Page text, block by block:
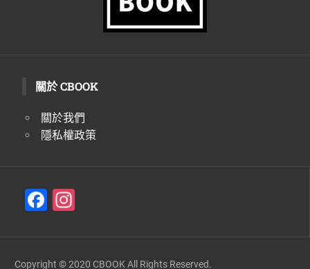
關於 CBOOK
關於我們
隱私權政策
F
Copyright © 2020 CBOOK All Rights Reserved.